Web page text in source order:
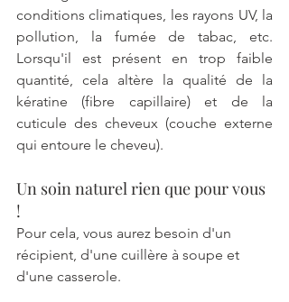
conditions climatiques, les rayons UV, la
pollution, la fumée de tabac, etc.
Lorsqu'il est présent en trop faible
quantité, cela altère la qualité de la
kératine (fibre capillaire) et de la
cuticule des cheveux (couche externe
qui entoure le cheveu).
Un soin naturel rien que pour vous
!
Pour cela, vous aurez besoin d'un
récipient, d'une cuillère à soupe et
d'une casserole.